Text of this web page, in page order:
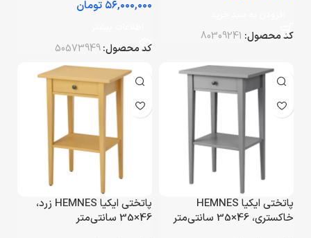
کد محصول: 80309241
تومان
کد محصول:50573949
پاتختی ایکیا HEMNES
خاکستری، 46×35 سانتی‌متر
پاتختی ایکیا HEMNES زرد،
46×35 سانتی‌متر